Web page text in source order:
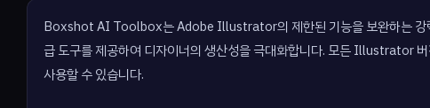
Boxshot AI Toolbox는 Adobe Illustrator의 제한된 기능을 보완하는 강력
급 도구를 제공하여 디자이너의 생산성을 극대화합니다. 모든 Illustrator
사용할 수 있습니다.